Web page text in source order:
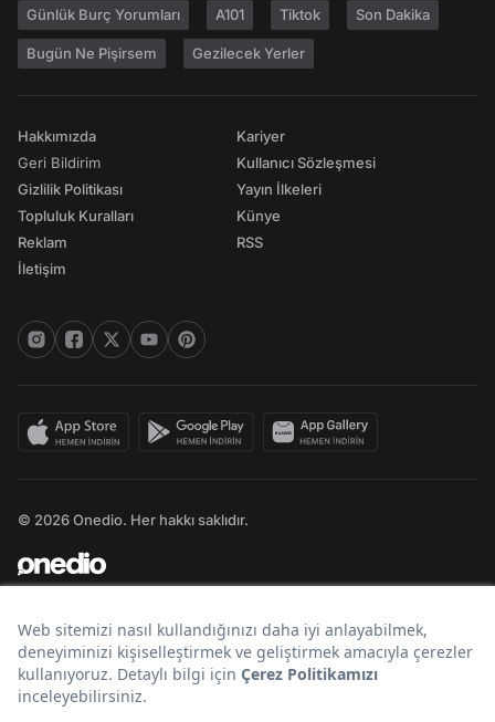
Günlük Burç Yorumları A101 Tiktok Son Dakika
Bugün Ne Pişirsem Gezilecek Yerler
Hakkımızda
Geri Bildirim
Gizlilik Politikası
Topluluk Kuralları
Reklam
İletişim
Kariyer
Kullanıcı Sözleşmesi
Yayın İlkeleri
Künye
RSS
© 2026 Onedio. Her hakkı saklıdır.
Bir markasıdır.